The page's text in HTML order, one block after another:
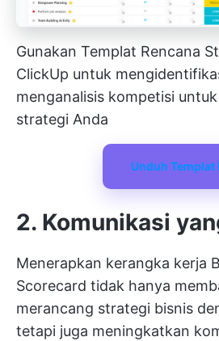
Gunakan Templat Rencana
ClickUp untuk
menganalisis kompetisi
strategi Anda
Unduh Templat
2. Komunikasi
Menerapkan kerangka kerja
Scorecard tidak hanya
merancang strategi bisnis
tetapi juga meningkatkan